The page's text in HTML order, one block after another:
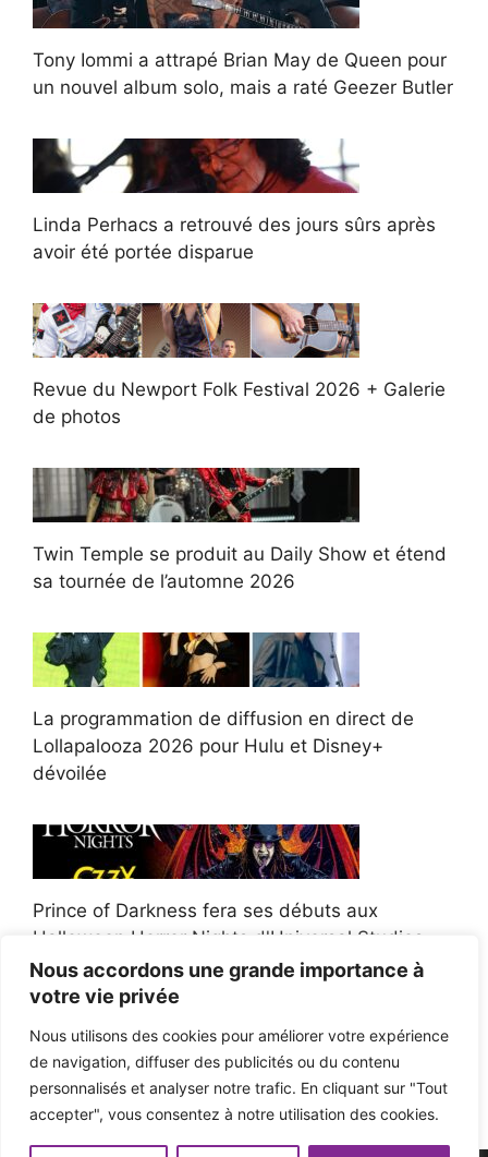
Nous accordons une grande importance à
votre vie privée
Nous utilisons des cookies pour améliorer votre expérience
de navigation, diffuser des publicités ou du contenu
personnalisés et analyser notre trafic. En cliquant sur "Tout
accepter", vous consentez à notre utilisation des cookies.
Tony Iommi a attrapé Brian May de Queen pour
un nouvel album solo, mais a raté Geezer Butler
Linda Perhacs a retrouvé des jours sûrs après
avoir été portée disparue
Revue du Newport Folk Festival 2026 + Galerie
de photos
Twin Temple se produit au Daily Show et étend
sa tournée de l’automne 2026
La programmation de diffusion en direct de
Lollapalooza 2026 pour Hulu et Disney+
dévoilée
Prince of Darkness fera ses débuts aux
Halloween Horror Nights d'Universal Studios
Afroman poursuit un policier de l'Ohio après la
victoire du jury en diffamation